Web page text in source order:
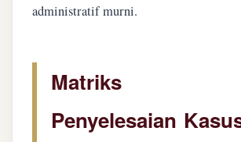
administratif murni.
Matriks
Penyelesaian